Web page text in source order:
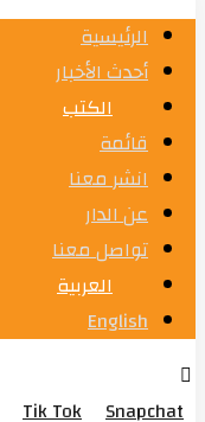
الرئيسية
أحدث الأخبار
الكتب
قائمة
انشر معنا
عن الدار
تواصل معنا
العربية
English
Tik Tok
Snapchat